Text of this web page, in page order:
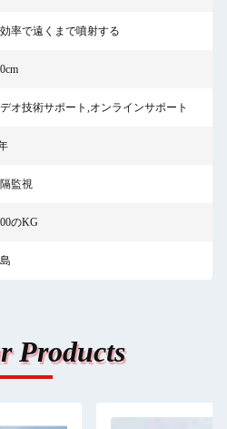
率で遠くまで噴射する
オ技術サポート,オンラインサポート
監視
のKG
Products